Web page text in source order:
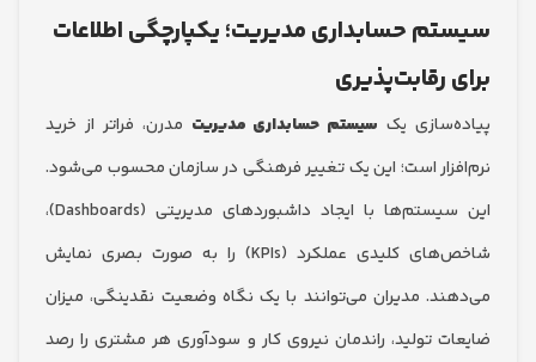
حسابداری مدیریت؛ یکپارچگی اطلاعات
رقابت‌پذیری
یکسیستم حسابداری مدیریتمدرن، فراتر از خرید
است؛ این یک تغییر فرهنگی در سازمان محسوب می‌شود.
این سیستم‌ها با ایجاد داشبوردهای مدیریتی (Dashboards)،
شاخص‌های کلیدی عملکرد (KPIs) را به صورت بصری نمایش
مدیران می‌توانند با یک نگاه وضعیت نقدینگی، میزان
تولید، راندمان نیروی کار و سودآوری هر مشتری را رصد